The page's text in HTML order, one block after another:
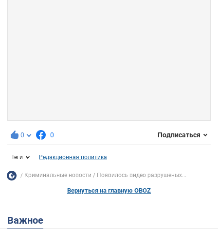
0 0 Подписаться
Теги Редакционная политика
Криминальные новости Появилось видео разрушеных...
Вернуться на главную OBOZ
Важное